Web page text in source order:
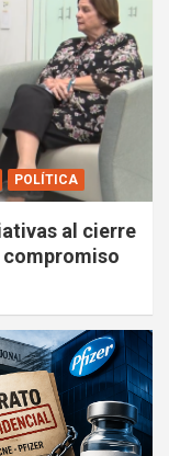
POLÍTICA
al cierre